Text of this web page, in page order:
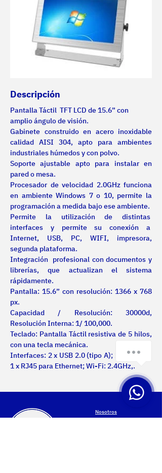
Descripción
Pantalla Táctil  TFT LCD de 15.6” con
amplio ángulo de visión.
Gabinete construido en acero inoxidable
calidad AISI 304, apto para ambientes
industriales húmedos y con polvo.
Soporte ajustable apto para instalar en
pared o mesa.
Procesador de velocidad 2.0GHz funciona
en ambiente Windows 7 o 10, permite la
programación a medida bajo ese ambiente.
Permite la utilización de distintas
interfaces y permite su conexión a
Internet, USB, PC, WIFI, impresora,
segunda plataforma.
Integración  profesional con documentos y
librerías, que actualizan el sistema
rápidamente.
Pantalla: 15.6” con resolución: 1366 x 768
px.
Capacidad / Resolución: 30000d,
Resolución Interna: 1/ 100,000.
Teclado: Pantalla Táctil resistiva de 5 hilos,
con una tecla mecánica.
Interfaces: 2 x USB 2.0 (tipo A); 2 x RS-232;
1 x RJ45 para Ethernet; Wi-Fi: 2.4GHz,.
Nosotros
Certificaciones